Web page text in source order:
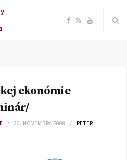
F
e
b
R Y
u
ekonómie
30. NOVEMBRA 2008
PETER